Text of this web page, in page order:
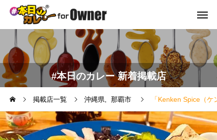
#本日のカレー 新着掲載店
掲載店一覧 沖縄県 那覇市 「Kenken Spice（